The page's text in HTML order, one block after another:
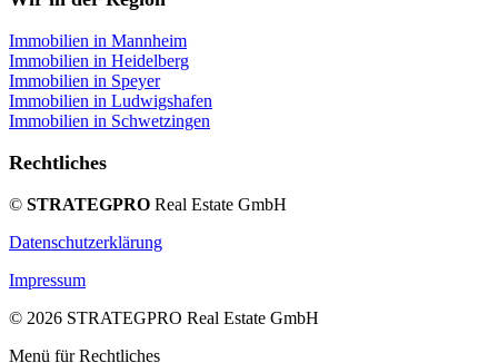
Immobilien in Mannheim
Immobilien in Heidelberg
Immobilien in Speyer
Immobilien in Ludwigshafen
Immobilien in Schwetzingen
Rechtliches
© STRATEGPRO Real Estate GmbH
Datenschutzerklärung
Impressum
© 2026 STRATEGPRO Real Estate GmbH
Menü für Rechtliches